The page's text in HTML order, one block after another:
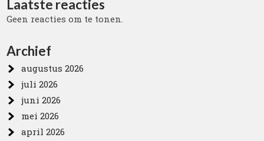
Laatste reacties
Geen reacties om te tonen.
Archief
augustus 2026
juli 2026
juni 2026
mei 2026
april 2026